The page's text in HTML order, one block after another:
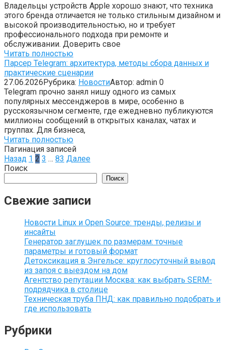
Владельцы устройств Apple хорошо знают, что техника
этого бренда отличается не только стильным дизайном и
высокой производительностью, но и требует
профессионального подхода при ремонте и
обслуживании. Доверить свое
Читать полностью
Парсер Telegram: архитектура, методы сбора данных и
практические сценарии
27.06.2026Рубрика: НовостиАвтор: admin 0
Telegram прочно занял нишу одного из самых
популярных мессенджеров в мире, особенно в
русскоязычном сегменте, где ежедневно публикуются
миллионы сообщений в открытых каналах, чатах и
группах. Для бизнеса,
Читать полностью
Пагинация записей
Назад 1 2 3 … 83 Далее
Поиск
Поиск
Свежие записи
Новости Linux и Open Source: тренды, релизы и
инсайты
Генератор заглушек по размерам: точные
параметры и готовый формат
Детоксикация в Энгельсе: круглосуточный вывод
из запоя с выездом на дом
Агентство репутации Москва: как выбрать SERM-
подрядчика в столице
Техническая труба ПНД: как правильно подобрать и
где использовать
Рубрики